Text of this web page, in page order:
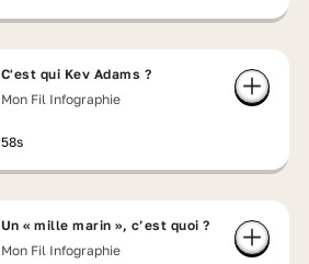
C'est qui Kev Adams ?
Mon Fil Infographie
58s
Un « mille marin », c’est quoi ?
Mon Fil Infographie